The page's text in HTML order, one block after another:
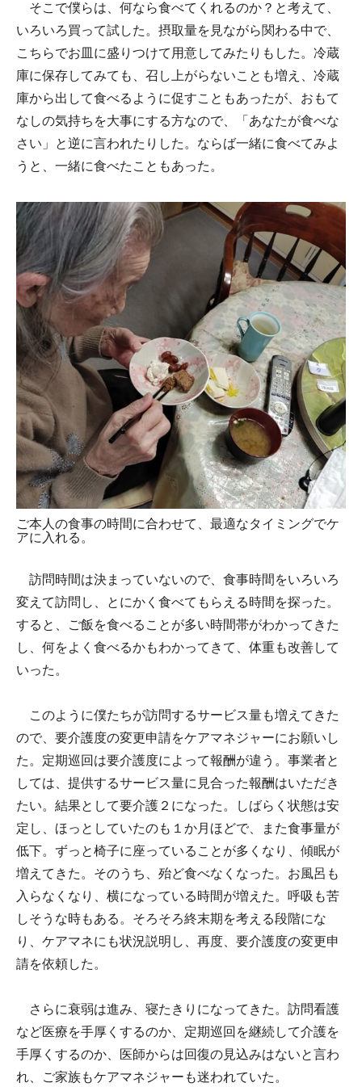
そこで僕らは、何なら食べてくれるのか？と考えて、
いろいろ買って試した。摂取量を見ながら関わる中で、
こちらでお皿に盛りつけて用意してみたりもした。冷蔵
庫に保存してみても、召し上がらないことも増え、冷蔵
庫から出して食べるように促すこともあったが、おもて
なしの気持ちを大事にする方なので、「あなたが食べな
さい」と逆に言われたりした。ならば一緒に食べてみよ
うと、一緒に食べたこともあった。
ご本人の食事の時間に合わせて、最適なタイミングでケ
アに入れる。
訪問時間は決まっていないので、食事時間をいろいろ
変えて訪問し、とにかく食べてもらえる時間を探った。
すると、ご飯を食べることが多い時間帯がわかってきた
し、何をよく食べるかもわかってきて、体重も改善して
いった。
このように僕たちが訪問するサービス量も増えてきた
ので、要介護度の変更申請をケアマネジャーにお願いし
た。定期巡回は要介護度によって報酬が違う。事業者と
しては、提供するサービス量に見合った報酬はいただき
たい。結果として要介護２になった。しばらく状態は安
定し、ほっとしていたのも１か月ほどで、また食事量が
低下。ずっと椅子に座っていることが多くなり、傾眠が
増えてきた。そのうち、殆ど食べなくなった。お風呂も
入らなくなり、横になっている時間が増えた。呼吸も苦
しそうな時もある。そろそろ終末期を考える段階にな
り、ケアマネにも状況説明し、再度、要介護度の変更申
請を依頼した。
さらに衰弱は進み、寝たきりになってきた。訪問看護
など医療を手厚くするのか、定期巡回を継続して介護を
手厚くするのか、医師からは回復の見込みはないと言わ
れ、ご家族もケアマネジャーも迷われていた。